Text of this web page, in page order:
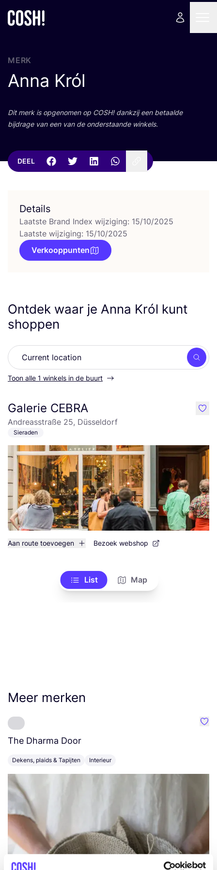
MERK
Anna Król
Dit merk is opge­no­men op COSH! dank­zij een betaal­de
bij­dra­ge van een van de onder­staan­de winkels.
DEEL
Details
Laatste Brand Index wijziging: 15/10/2025
Laatste wijziging: 15/10/2025
Verkooppunten
Ontdek waar je Anna Król kunt
shoppen
Zoek
Toon alle 1 winkels in de buurt
Galerie CEBRA
Andreasstraße 25, Düsseldorf
Sieraden
Aan route toevoegen Bezoek webshop
like
List Map
Meer merken
The Dharma Door
Dekens, plaids & Tapijten Interieur